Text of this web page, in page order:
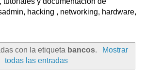
hacking , networking, hardware,
con la etiqueta bancos.
Mostrar
todas las entradas